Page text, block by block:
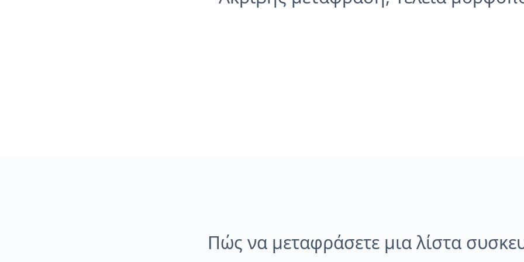
Πώς να μεταφράσετε μια λίστα